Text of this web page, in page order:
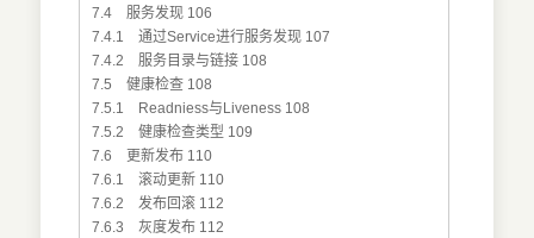
7.4 服务发现 106
7.4.1 通过Service进行服务发现 107
7.4.2 服务目录与链接 108
7.5 健康检查 108
7.5.1 Readniess与Liveness 108
7.5.2 健康检查类型 109
7.6 更新发布 110
7.6.1 滚动更新 110
7.6.2 发布回滚 112
7.6.3 灰度发布 112